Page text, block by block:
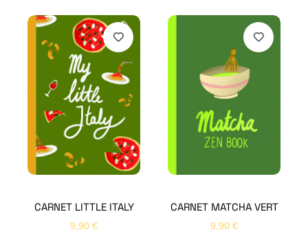
CARNET LITTLE ITALY
9,90 €
CARNET MATCHA VERT
9,90 €